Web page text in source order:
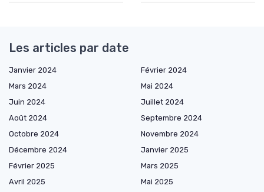
Les articles par date
Janvier 2024
Février 2024
Mars 2024
Mai 2024
Juin 2024
Juillet 2024
Août 2024
Septembre 2024
Octobre 2024
Novembre 2024
Décembre 2024
Janvier 2025
Février 2025
Mars 2025
Avril 2025
Mai 2025